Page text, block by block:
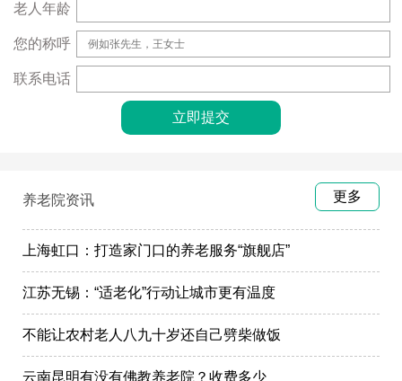
老人年龄
您的称呼
联系电话
养老院资讯 更多
上海虹口：打造家门口的养老服务“旗舰店”
江苏无锡：“适老化”行动让城市更有温度
不能让农村老人八九十岁还自己劈柴做饭
云南昆明有没有佛教养老院？收费多少